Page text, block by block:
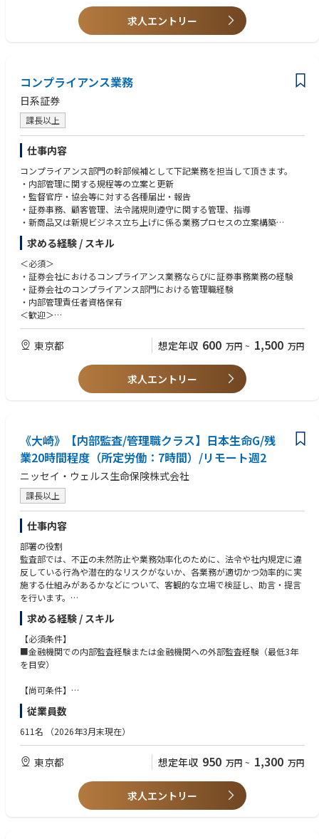
・産育休取得時・復職時のフォロー体制も充実。
・外為事務初心者のOJT体制も充実。外為事務をマスターし、外為関連本
→外為事務の専門性を活かし、主に外為事務領域で活躍
→事務の中核人材として外為事務部署やオフィスのマネジメントへ
◆育成・研修体制：
・入行時全体オリエンテーション実施
・オンボーディングメンター制度（キャリア入行の他部門先輩社員がよろ
ず相談にお答えします）
・GBOにて新任者オリエンテーション、研修実施
・新任者への指導OJT体制が充実（業務資料・マニュアル・指導担当者
制）
・各種行内研修が充実（ELP研修、eラーニング）
◆在宅勤務：
業務内容により、一部セレクト時差勤務利用。在宅勤務は原則無。
求人エントリー
コンプライアンス業務
日系証券
課長以上
仕事内容
コンプライアンス部門の幹部候補として下記業務を担当して頂きます。
・内部管理に関する規程等の立案と更新
・監督官庁・協会等に対する各種届出・報告
・証券事務、顧客管理、法令諸規則遵守に関する管理、指導
・新商品又は新規ビジネス立ち上げに係る業務プロセスの立案構築
・営業考査、広告審査、不公正取引の監視、顧客情報管理、法人関係情報
管理その他の証券モニタリング
・顧客又は役職員等に係る紛争や事故への対応 等
求める経験 / スキル
＜必須＞
・証券会社におけるコンプライアンス業務ならびに証券事務業務の経験
・証券会社のコンプライアンス部門における管理職経験
・内部管理責任者資格保有
＜歓迎＞
・英語力（中級以上）
・宅地建物取引士、貸金業務取扱主任者などの資格保有者
東京都 想定年収 600 万円 ~ 1,500 万円
求人エントリー
《大崎》【内部監査/管理職クラス】日本生命G/残
業20時間程度（所定労働：7時間）/リモート週2
ニッセイ・ウェルス生命保険株式会社
課長以上
仕事内容
部署の役割
監査部では、不正の未然防止や業務効率化のために、法令や社内規定に違
反している行為や潜在的なリスクがないか、各業務が適切かつ効率的に実
施する仕組みがあるかなどについて、客観的な立場で検証し、助言・提言
を行います。
仕事内容
各監査のリーダーを筆頭に1～3名程度でテーマ監査をメインに行います。
システムや資産運用、財務会計等の経験を考慮の上、担当する監査を決定
する予定です。
（個別監査計画の策定、検証の実施、監査報告書作成、報告・伝達、フォ
ローアップ）
■内部監査に関する企画業務
（リスクアセスメントの実施、監査計画の策定、監査品質の改善）
■その他、品質評価やJ-SOX評価等
＜テーマ監査一例＞
■システム監査
求める経験 / スキル
【必須条件】
■金融機関での内部監査経験または金融機関への外部監査経験（最低3年
を目安）
【尚可条件】
■保険業界での監査業務経験または保険業界に向けた外部監査業務経験
■システム監査経験
■論理的な文章作成能力
■協調性、チームワークを大切にした業務遂行能力
■CIA、CISA、CPA保有者
■保険業界経験者
■経理、財務、数理、資産運用、リスク管理、システムなどの専門性保有
従業員数
611名 （2026年3月末現在）
東京都 想定年収 950 万円 ~ 1,300 万円
求人エントリー